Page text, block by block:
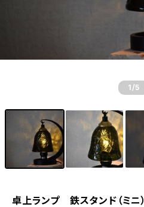
1 /5
卓上ランプ 鉄スタンド（ミニ）